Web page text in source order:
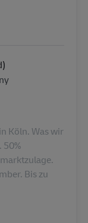
Köln. Was wir
50%
Bis zu